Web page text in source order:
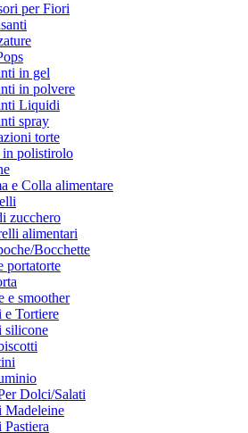
per Fiori
in gel
in polvere
Liquidi
spray
torte
polistirolo
e Colla alimentare
zucchero
alimentari
Bocchette
portatorte
e smoother
e Tortiere
silicone
Dolci/Salati
Madeleine
Pastiera